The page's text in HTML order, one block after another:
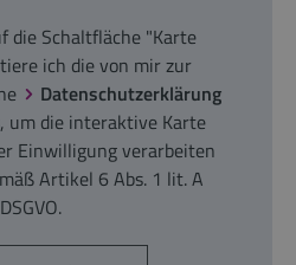
die Schaltfläche "Karte
ich die von mir zur
Datenschutzerklärung
um die interaktive Karte
Einwilligung verarbeiten
Artikel 6 Abs. 1 lit. A
DSGVO.